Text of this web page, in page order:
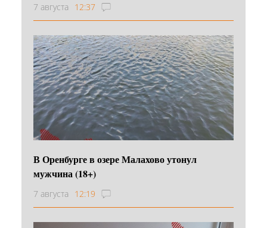
7 августа 12:37
В Оренбурге в озере Малахово утонул
мужчина (18+)
7 августа 12:19